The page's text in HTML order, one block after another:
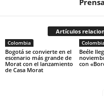
Artículos
Colombia
Bogotá se convierte en el
escenario más grande de
Morat con el lanzamiento
de Casa Morat
Colombia
Beéle
con